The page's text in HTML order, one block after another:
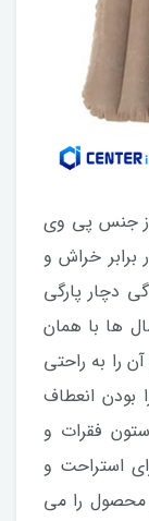
جنس پی وی
خراش و
دچار پارگی
ها با همان
را به راحتی
بودن انعطاف
فقرات و
استراحت و
محصول را می